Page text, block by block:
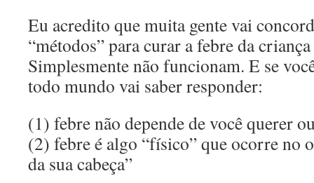
Eu acredito que muita gente vai
“métodos” para curar a febre da
Simplesmente não funcionam. E se
todo mundo vai saber responder:
(1) febre não depende de você querer
(2) febre é algo “físico” que ocorre no
da sua cabeça”